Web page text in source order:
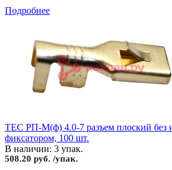
Подробнее
TEC РП-М(ф) 4.0-7 разъем плоский без
фиксатором, 100 шт.
В наличии: 3 упак.
508.20 руб. /упак.